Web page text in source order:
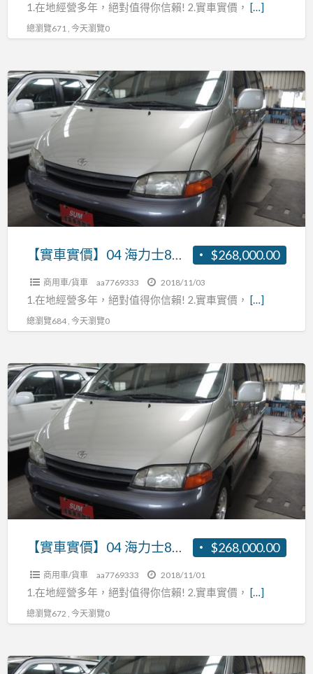
R:0937160499
1.在地經營多年，絕對值得你信賴! 2.實車實價， […]
總瀏覽671 , 今天瀏覽0
【實
車
實
價】
04
力
8
R:0937160499
$268,000.00
【實車實價】04 海力士8人座 2.7 張R:0937160499
商用車/貨車 aa7769333 2018/11/03
1.在地經營多年，絕對值得你信賴! 2.實車實價， […]
總瀏覽684 , 今天瀏覽0
【實
車
實
價】
04
力
8
R:0937160499
$268,000.00
【實車實價】04 海力士8人座 2.7 張R:0937160499
商用車/貨車 aa7769333 2018/11/01
1.在地經營多年，絕對值得你信賴! 2.實車實價， […]
總瀏覽672 , 今天瀏覽0
【實